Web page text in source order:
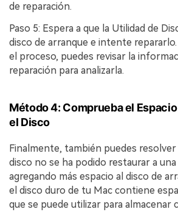
de reparación.󠀲󠀡󠀩󠀣󠀡󠀣󠀠󠀢󠀢󠀳
Paso 5: Espera a que la Utilidad de
disco de arranque e intente
el proceso, puedes revisar la
reparación para analizarla.󠀲󠀡󠀩󠀣󠀡󠀣󠀠󠀢󠀤󠀳
Método 4: Comprueba el
el Disco
Finalmente, también puedes resolver
disco no se ha podido restaurar a
agregando más espacio al disco de
el disco duro de tu Mac contiene
que se puede utilizar para almacenar